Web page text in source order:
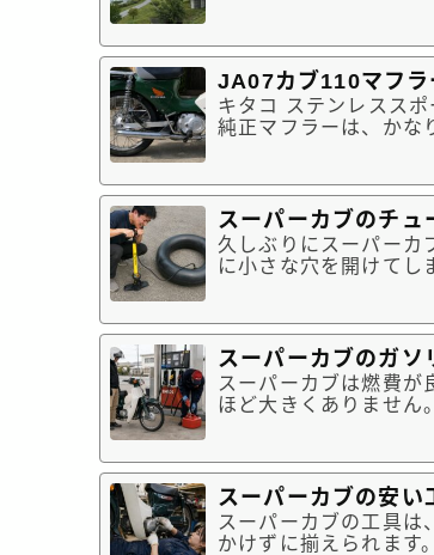
パーカブで行くと...
JA07カブ110マフラ
キタコ ステンレスス
純正マフラーは、かな
クスルナット、チ...
スーパーカブのチュ
久しぶりにスーパーカ
に小さな穴を開けてし
をまとめます。バ...
スーパーカブのガ
スーパーカブは燃費が
ほど大きくありません
思いつくのが、「...
スーパーカブの安
スーパーカブの工具は
かけずに揃えられます